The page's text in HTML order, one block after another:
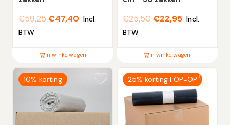
€59,25€47,40 Incl.
BTW
In winkelwagen
Dit
product
meerdere
€25,50€22,95 Incl.
BTW
In winkelwagen
Dit
product
heeft
meerdere
variaties.
10% korting 25% korting | OP=OP